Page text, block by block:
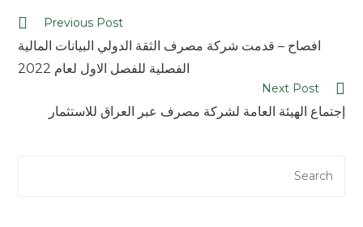
Previous Post
افصاح – قدمت شركة مصرف الثقة الدولي البيانات المالية
الفصلية للفصل الاول لعام 2022
Next Post
إجتماع الهيئة العامة لشركة مصرف عبر العراق للاستثمار